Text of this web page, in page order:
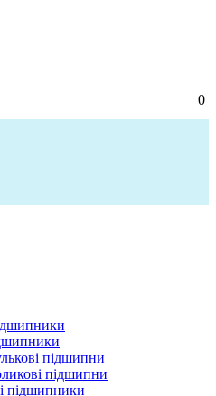
0
підшипни
підшипни
підшипники